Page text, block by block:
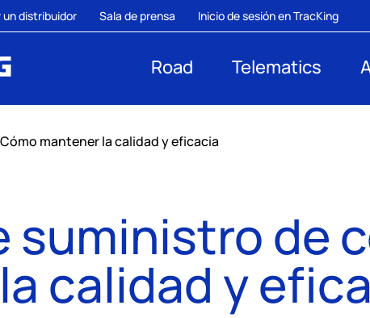
un distribuidor Sala de prensa Inicio de sesión en TracKing
Road Telematics
mantener la calidad y eficacia
suministro de
calidad y